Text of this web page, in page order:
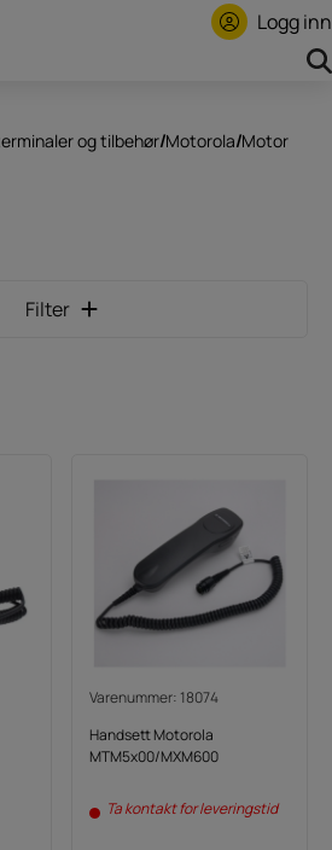
Logg inn
og tilbehør/Motorola/Motorola
Filter
Varenummer: 18074
Handsett Motorola
MTM5x00/MXM600
Ta kontakt for leveringstid